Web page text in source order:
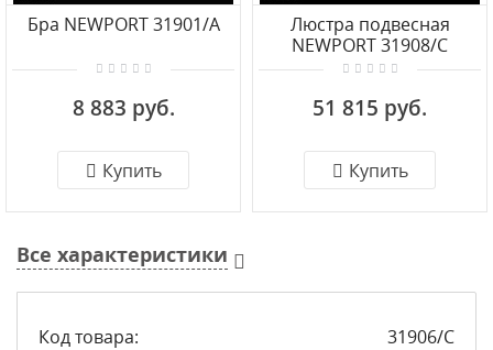
Бра NEWPORT 31901/A
8 883 руб.
Купить
Люстра подвесная
NEWPORT 31908/С
51 815 руб.
Купить
Все характеристики
Код товара:
31906/С